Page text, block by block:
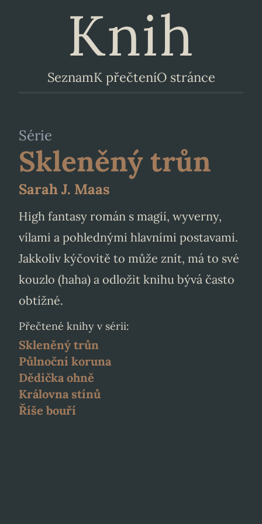
Knih
SeznamK přečteníO stránce
Série
Skleněný trůn
Sarah J. Maas
High fantasy román s magií, wyverny,
vílami a pohlednými hlavními postavami.
Jakkoliv kýčovitě to může znít, má to své
kouzlo (haha) a odložit knihu bývá často
obtížné.
Přečtené knihy v sérii:
Skleněný trůn
Půlnoční koruna
Dědička ohně
Královna stínů
Říše bouří